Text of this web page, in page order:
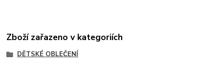
Zboží zařazeno v kategoriích
DĚTSKÉ OBLEČENÍ